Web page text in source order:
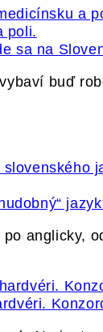
sa na
buď
anglicky,